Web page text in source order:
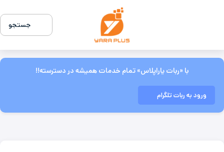
جستجو
با «ربات یاراپلاس» تمام خدمات همیشه در دسترسته!!
ورود به ربات تلگرام